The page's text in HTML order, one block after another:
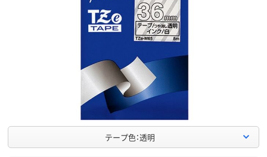
テープ色：透明